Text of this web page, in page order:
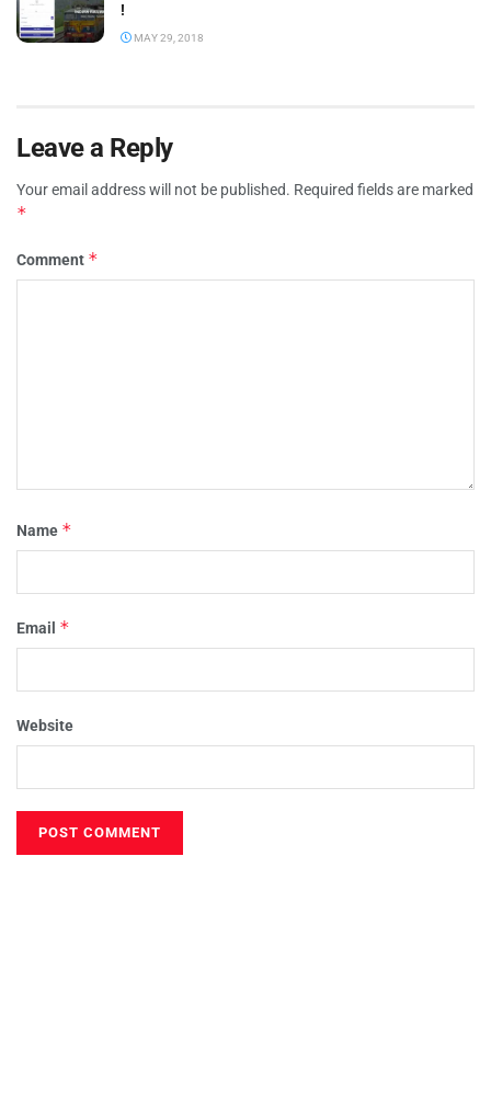
!
MAY 29, 2018
Leave a Reply
Your email address will not be published. Required fields are marked
*
Comment *
Name *
Email *
Website